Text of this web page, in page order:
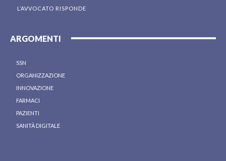
L’AVVOCATO RISPONDE
ARGOMENTI
SSN
ORGANIZZAZIONE
INNOVAZIONE
FARMACI
PAZIENTI
SANITÀ DIGITALE